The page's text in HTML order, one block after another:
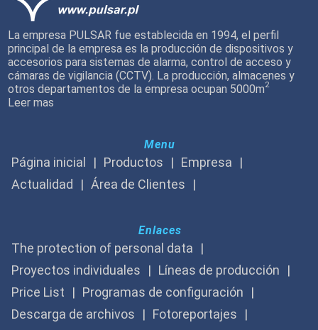
La empresa PULSAR fue establecida en 1994, el perfil
principal de la empresa es la producción de dispositivos y
accesorios para sistemas de alarma, control de acceso y
cámaras de vigilancia (CCTV). La producción, almacenes y
otros departamentos de la empresa ocupan 5000m2
Leer mas
Menu
Página inicial Productos
Empresa
Actualidad
Área de Clientes
Enlaces
The protection of personal data
Proyectos individuales
Líneas de producción
Price List
Programas de configuración
Descarga de archivos
Fotoreportajes